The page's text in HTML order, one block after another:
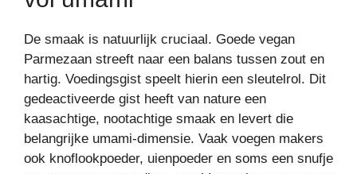
De smaak is natuurlijk cruciaal. Goede vegan
Parmezaan streeft naar een balans tussen zout en
hartig. Voedingsgist speelt hierin een sleutelrol. Dit
gedeactiveerde gist heeft van nature een
kaasachtige, nootachtige smaak en levert die
belangrijke umami-dimensie. Vaak voegen makers
ook knoflookpoeder, uienpoeder en soms een snufje